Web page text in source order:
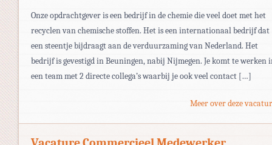
Onze opdrachtgever is een bedrijf in de chemie die veel doet met het
recyclen van chemische stoffen. Het is een internationaal bedrijf dat
een steentje bijdraagt aan de verduurzaming van Nederland. Het
bedrijf is gevestigd in Beuningen, nabij Nijmegen. Je komt te werken
een team met 2 directe collega’s waarbij je ook veel contact […]
Meer over deze